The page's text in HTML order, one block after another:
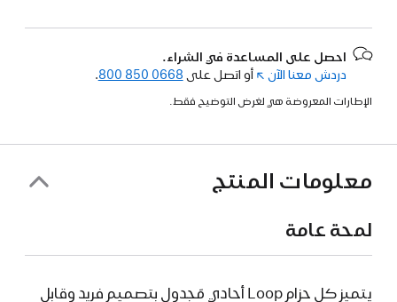
احصل على المساعدة في الشراء.
دردش معنا الآن (فتح
نافذة
أو اتصل على 800 850 0668
.
الإطارات المعروضة هي لغرض التوضيح فقط.
معلومات المنتج
لمحة عامة
يتميز كل حزام Loop أحادي مَجدول بتصميم فريد وقابل